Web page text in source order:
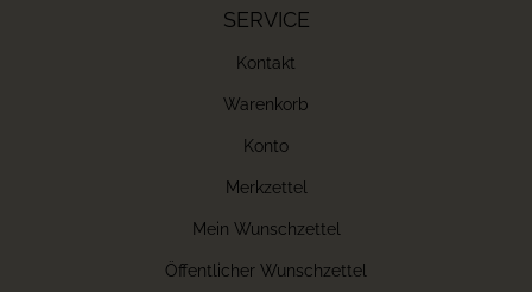
SERVICE
Kontakt
Warenkorb
Konto
Merkzettel
Mein Wunschzettel
Öffentlicher Wunschzettel